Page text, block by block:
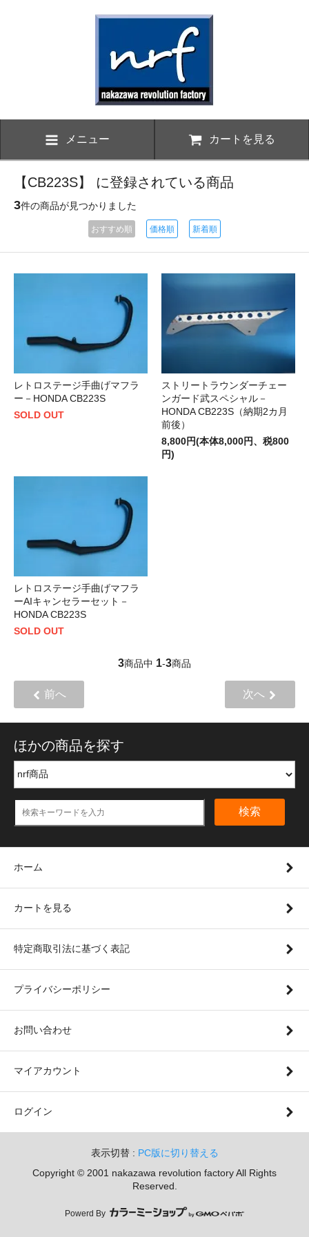
メニュー カートを見る
【CB223S】 に登録されている商品
3件の商品が見つかりました
おすすめ順 価格順 新着順
レトロステージ手曲げマフラ
ー－HONDA CB223S
SOLD OUT
ストリートラウンダーチェー
ンガード武スペシャル－
HONDA CB223S（納期2カ月
前後）
8,800円(本体8,000円、税800
円)
レトロステージ手曲げマフラ
ーAIキャンセラーセット－
HONDA CB223S
SOLD OUT
3商品中 1-3商品
前へ 次へ
ほかの商品を探す
検索
ホーム
カートを見る
特定商取引法に基づく表記
プライバシーポリシー
お問い合わせ
マイアカウント
ログイン
表示切替 : PC版に切り替える
Copyright © 2001 nakazawa revolution factory All Rights
Reserved.
Powerd By